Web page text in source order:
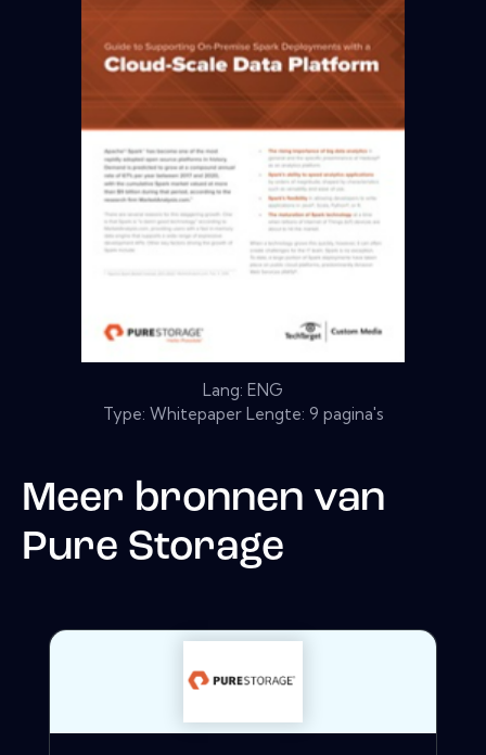
Lang: ENG
Type: Whitepaper Lengte: 9 pagina's
Meer bronnen van
Pure Storage